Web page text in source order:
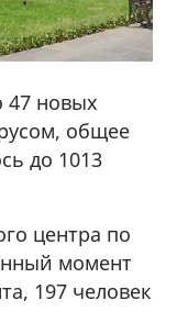
47 новых
общее
до 1013
центра по
момент
197 человек